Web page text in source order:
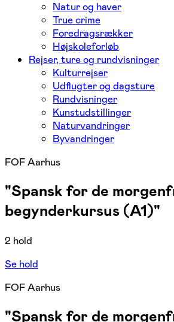
Natur og haver
True crime
Foredragsrækker
Højskoleforløb
Rejser, ture og rundvisninger
Kulturrejser
Udflugter og dagsture
Rundvisninger
Kunstudstillinger
Naturvandringer
Byvandringer
FOF Aarhus
"Spansk for de
begynderkursus (A1)"
2 hold
Se hold
FOF Aarhus
"Spansk for de